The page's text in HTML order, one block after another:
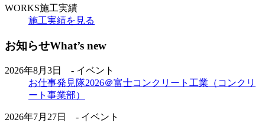
WORKS施工実績
施工実績を見る
お知らせWhat’s new
2026年8月3日 - イベント
お仕事発見隊2026＠富士コンクリート工業（コンクリ
ート事業部）
2026年7月27日 - イベント